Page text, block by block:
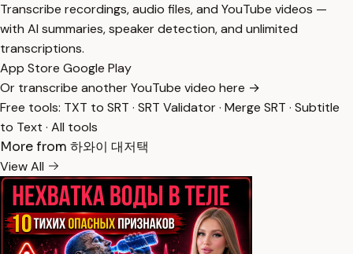
Transcribe recordings, audio files, and YouTube videos —
with AI summaries, speaker detection, and unlimited
transcriptions.
App Store Google Play
Or transcribe another YouTube video here →
Free tools: TXT to SRT · SRT Validator· Merge SRT · Subtitle
to Text · All tools
More from 하와이 대저택
View All